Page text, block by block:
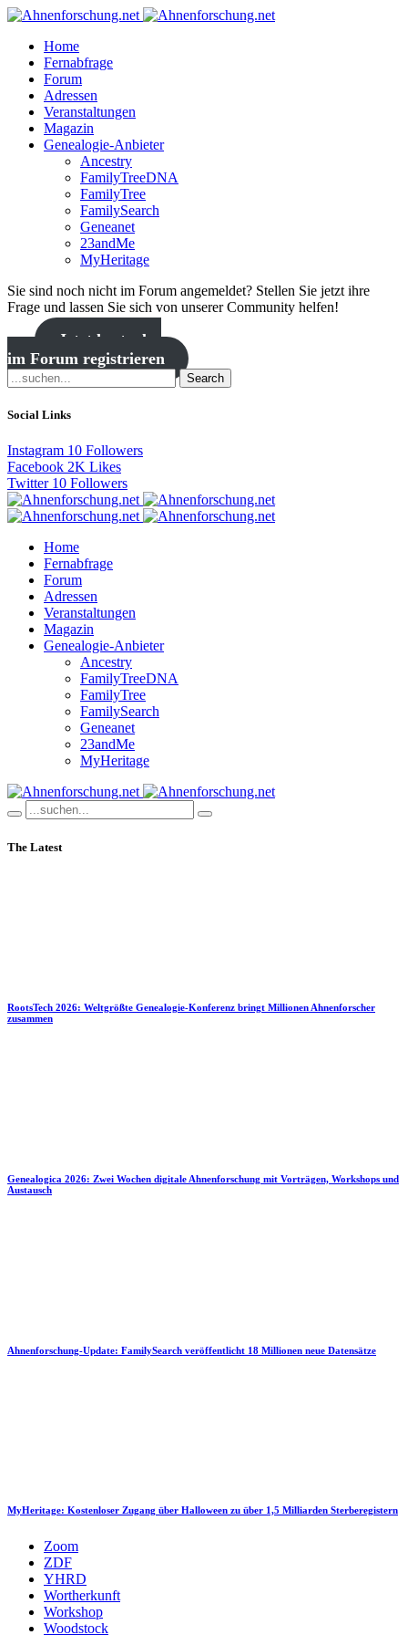
Home
Fernabfrage
Forum
Adressen
Veranstaltungen
Magazin
Genealogie-Anbieter
Ancestry
FamilyTreeDNA
FamilyTree
FamilySearch
Geneanet
23andMe
MyHeritage
Sie sind noch nicht im Forum angemeldet? Stellen Sie jetzt ihre
Frage und lassen Sie sich von unserer Community helfen!
Jetzt kostenlos
im Forum registrieren
Search
Social Links
Instagram 10 Followers
Facebook 2K Likes
Twitter 10 Followers
Home
Fernabfrage
Forum
Adressen
Veranstaltungen
Magazin
Genealogie-Anbieter
Ancestry
FamilyTreeDNA
FamilyTree
FamilySearch
Geneanet
23andMe
MyHeritage
The Latest
RootsTech 2026: Weltgrößte Genealogie-Konferenz bringt Millionen Ahnenforscher
zusammen
Genealogica 2026: Zwei Wochen digitale Ahnenforschung mit Vorträgen, Workshops und
Austausch
Ahnenforschung-Update: FamilySearch veröffentlicht 18 Millionen neue Datensätze
MyHeritage: Kostenloser Zugang über Halloween zu über 1,5 Milliarden Sterberegistern
Zoom
ZDF
YHRD
Wortherkunft
Workshop
Woodstock